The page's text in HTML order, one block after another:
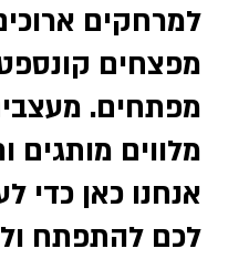
למרחקים
מפצחים
מפתחים.
מלווים מותגים
אנחנו כאן כדי
לכם להתפתח